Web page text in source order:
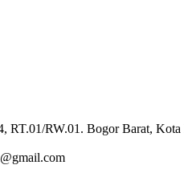
RT.01/RW.01. Bogor Barat,